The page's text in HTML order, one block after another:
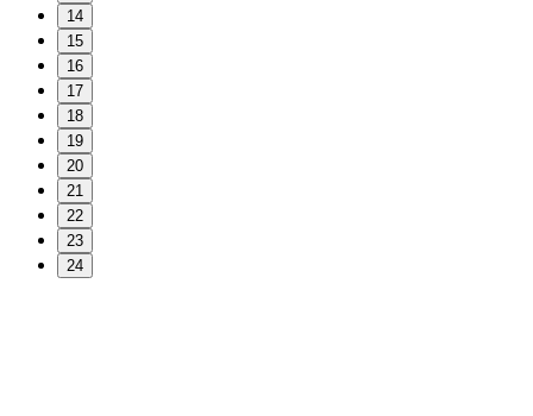
14
15
16
17
18
19
20
21
22
23
24